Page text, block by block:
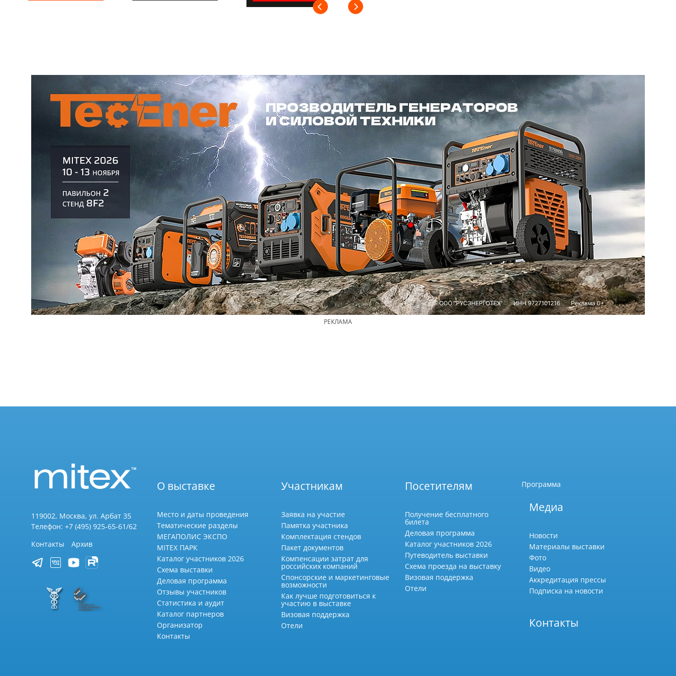
РЕКЛАМА
119002, Москва, ул. Арбат 35
Телефон: +7 (495) 925-65-61/62
Контакты
Архив
О выставке
Место и даты проведения
Тематические разделы
МЕГАПОЛИС ЭКСПО
MITEX ПАРК
Каталог участников 2026
Схема выставки
Деловая программа
Отзывы участников
Статистика и аудит
Каталог партнеров
Организатор
Контакты
Участникам
Заявка на участие
Памятка участника
Комплектация стендов
Пакет документов
Компенсации затрат для
российских компаний
Спонсорские и маркетинговые
возможности
Как лучше подготовиться к
участию в выставке
Визовая поддержка
Отели
Посетителям
Получение бесплатного
билета
Деловая программа
Каталог участников 2026
Путеводитель выставки
Схема проезда на выставку
Визовая поддержка
Отели
Программа
Медиа
Новости
Материалы выставки
Фото
Видео
Аккредитация прессы
Подписка на новости
Контакты